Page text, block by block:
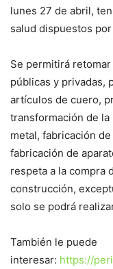
lunes 27 de abril,
salud dispuestos
Se permitirá
públicas y privadas,
artículos de cuero,
transformación de
metal, fabricación
fabricación de
respeta a la compra
construcción,
solo se podrá
También le puede
interesar: https://